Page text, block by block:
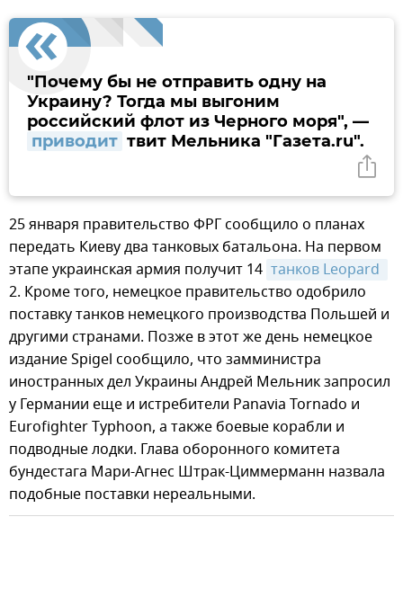
"Почему бы не отправить одну на
Украину? Тогда мы выгоним
российский флот из Черного моря", —
приводит твит Мельника "Газета.ru".
25 января правительство ФРГ сообщило о планах
передать Киеву два танковых батальона. На первом
этапе украинская армия получит 14
2. Кроме того, немецкое правительство одобрило
поставку танков немецкого производства Польшей и
другими странами. Позже в этот же день немецкое
издание Spigel сообщило, что замминистра
иностранных дел Украины Андрей Мельник запросил
у Германии еще и истребители Panavia Tornado и
Eurofighter Typhoon, а также боевые корабли и
подводные лодки. Глава оборонного комитета
бундестага Мари-Агнес Штрак-Циммерманн назвала
подобные поставки нереальными.